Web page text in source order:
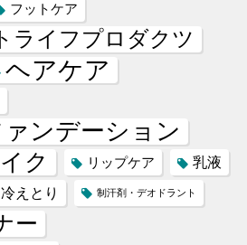
フットケア
ライフプロダクツ
ヘアケア
ンデーション
ク リップケア 乳液
冷えとり 制汗剤・デオドラント
ー